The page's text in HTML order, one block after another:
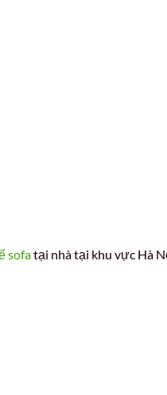
sofatại nhà tại khu vực Hà